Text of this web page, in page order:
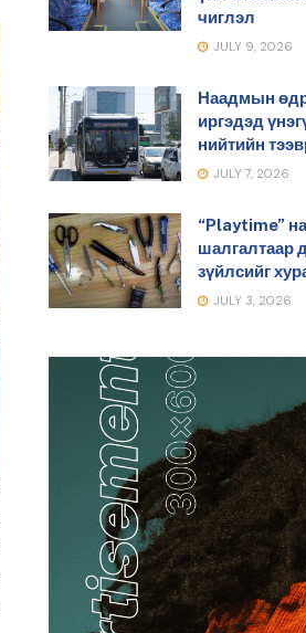
чиглэл
JULY 9, 2026
Наадмын
иргэдэд
нийтийн
JULY 7, 2026
“Playtime”
шалгалтаар
зүйлсийг
JULY 3, 2026